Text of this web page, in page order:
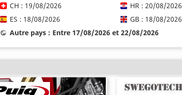
CH : 19/08/2026
HR : 20/08/2026
ES : 18/08/2026
GB : 18/08/2026
Autre pays : Entre 17/08/2026 et 22/08/2026